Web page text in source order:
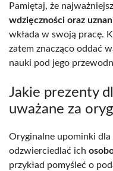
Pamiętaj, że
wdzięczności oraz
wkłada w swoją pracę.
zatem znacząco oddać
nauki pod jego
Jakie prezenty
uważane za
Oryginalne upominki
odzwierciedlać ich
przykład pomyśleć o